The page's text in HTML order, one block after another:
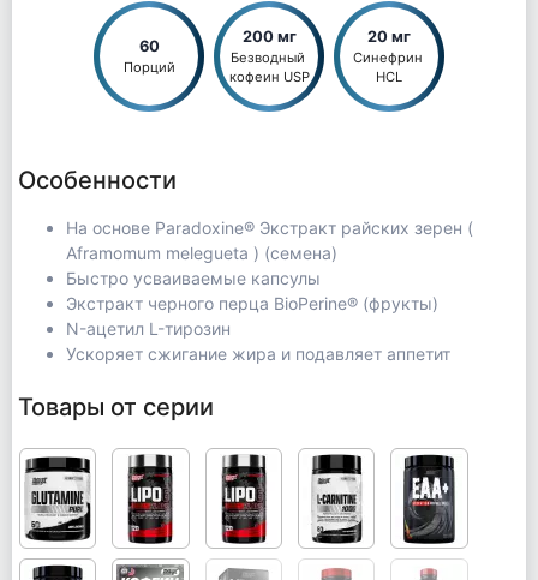
60
Порций
200 мг
Безводный
кофеин USP
20 мг
Синефрин
HCL
Особенности
На основе Paradoxine® Экстракт райских зерен (
Aframomum melegueta ) (семена)
Быстро усваиваемые капсулы
Экстракт черного перца BioPerine® (фрукты)
N-ацетил L-тирозин
Ускоряет сжигание жира и подавляет аппетит
Товары от серии